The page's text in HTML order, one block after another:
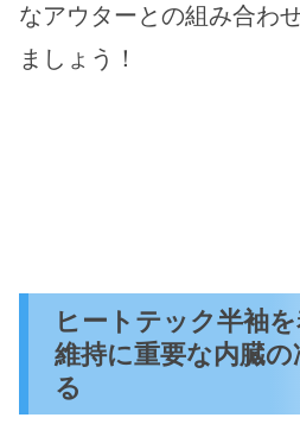
なアウターとの組み合わ
ましょう！
ヒートテック半袖
維持に重要な内臓
る